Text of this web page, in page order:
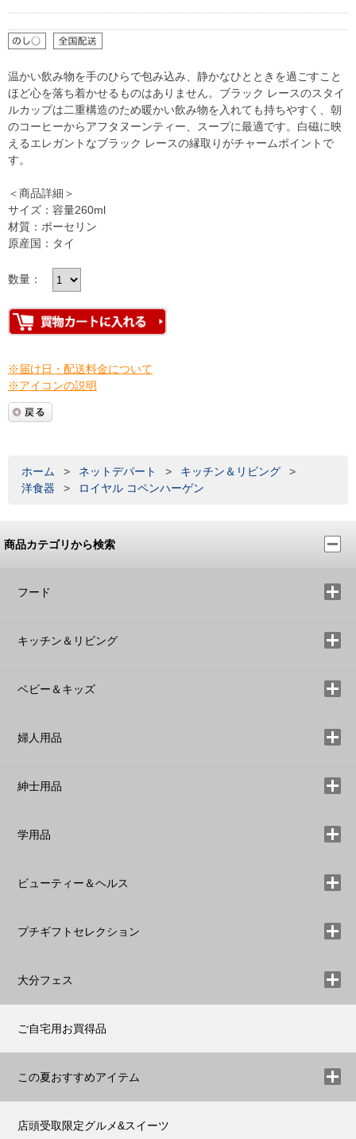
温かい飲み物を手のひらで包み込み、静かなひとときを過ごすこと
ほど心を落ち着かせるものはありません。ブラック レースのスタイ
ルカップは二重構造のため暖かい飲み物を入れても持ちやすく、朝
のコーヒーからアフタヌーンティー、スープに最適です。白磁に映
えるエレガントなブラック レースの縁取りがチャームポイントで
す。
＜商品詳細＞
サイズ：容量260ml
材質：ポーセリン
原産国：タイ
数量：
※届け日・配送料金について
※アイコンの説明
ホーム > ネットデパート > キッチン＆リビング
>
洋食器
> ロイヤル コペンハーゲン
商品カテゴリから検索
フード
キッチン＆リビング
ベビー＆キッズ
婦人用品
紳士用品
学用品
ビューティー＆ヘルス
プチギフトセレクション
大分フェス
ご自宅用お買得品
この夏おすすめアイテム
店頭受取限定グルメ&スイーツ